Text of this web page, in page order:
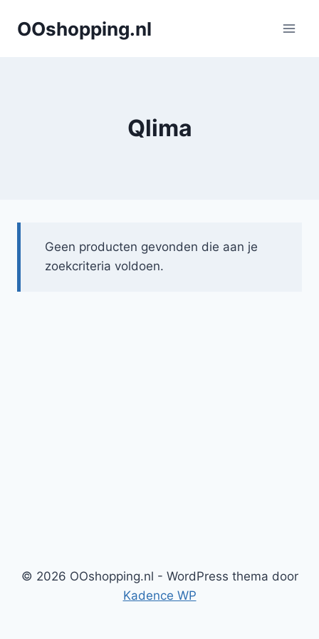
naarOOshopping.nl
Qlima
Geen producten gevonden die aan je
zoekcriteria voldoen.
© 2026 OOshopping.nl - WordPress thema door
Kadence WP